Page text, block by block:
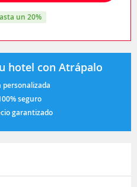
un 20%
hotel con Atrápalo
personalizada
seguro
garantizado